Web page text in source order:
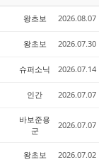
왕초보 2026.08.07
왕초보 2026.07.30
슈퍼소닉 2026.07.14
인간 2026.07.07
바보준용
군
2026.07.07
왕초보 2026.07.02